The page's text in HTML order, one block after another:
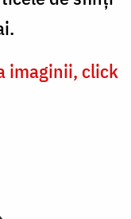
imaginii, click